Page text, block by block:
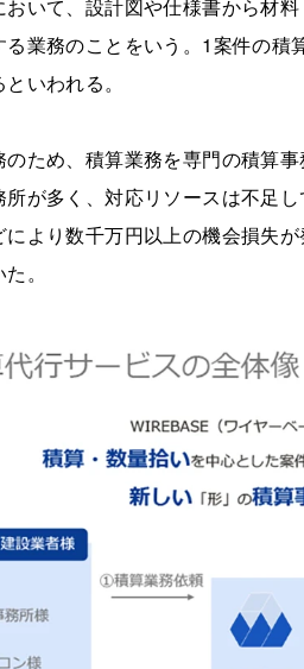
いて、設計図や仕様書から材
る業務のことをいう。1案件の
いわれる。
ため、積算業務を専門の積算
が多く、対応リソースは不足
より数千万円以上の機会損失
。